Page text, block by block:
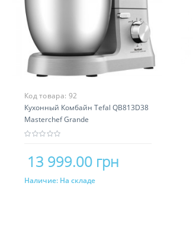
Код товара: 92
Кухонный Комбайн Tefal QB813D38
Masterchef Grande
13 999.00 грн
Купить
Наличие: На складе